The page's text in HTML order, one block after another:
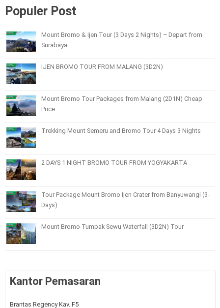
Populer Post
Mount Bromo & Ijen Tour (3 Days 2 Nights) – Depart from
Surabaya
IJEN BROMO TOUR FROM MALANG (3D2N)
Mount Bromo Tour Packages from Malang (2D1N) Cheap
Price
Trekking Mount Semeru and Bromo Tour 4 Days 3 Nights
2 DAYS 1 NIGHT BROMO TOUR FROM YOGYAKARTA
Tour Package Mount Bromo Ijen Crater from Banyuwangi (3-
Days)
Mount Bromo Tumpak Sewu Waterfall (3D2N) Tour
Kantor Pemasaran
Brantas Regency Kav. F5